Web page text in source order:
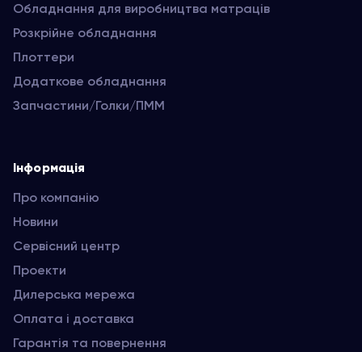
Обладнання для виробництва матраців
Розкрійне обладнання
Плоттери
Додаткове обладнання
Запчастини/Голки/ПММ
Інформація
Про компанію
Новини
Сервісний центр
Проекти
Дилерська мережа
Оплата і доставка
Гарантія та повернення